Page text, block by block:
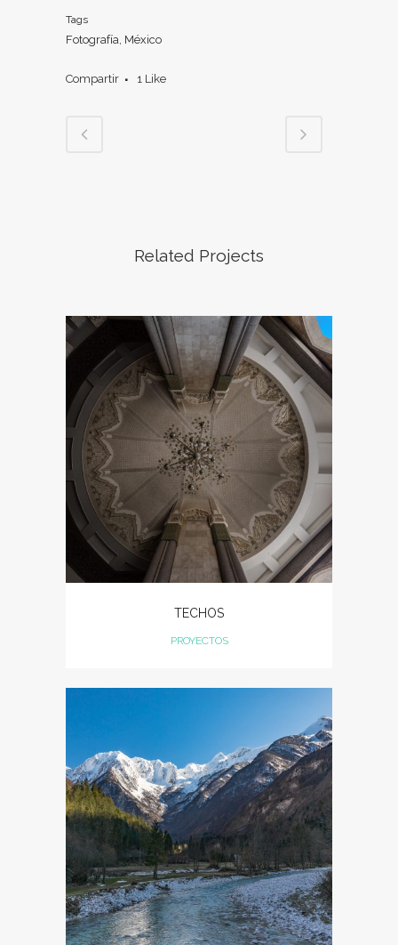
Tags
Fotografía, México
Compartir 1 Like
Related Projects
TECHOS
PROYECTOS